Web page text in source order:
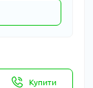
Купити